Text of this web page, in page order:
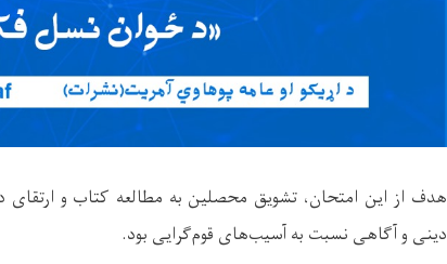
هدف از این امتحان، تشویق محصلین به مطالعه کتاب و ارتقای
دینی و آگاهی نسبت به آسیب‌های قوم‌گرایی بود.